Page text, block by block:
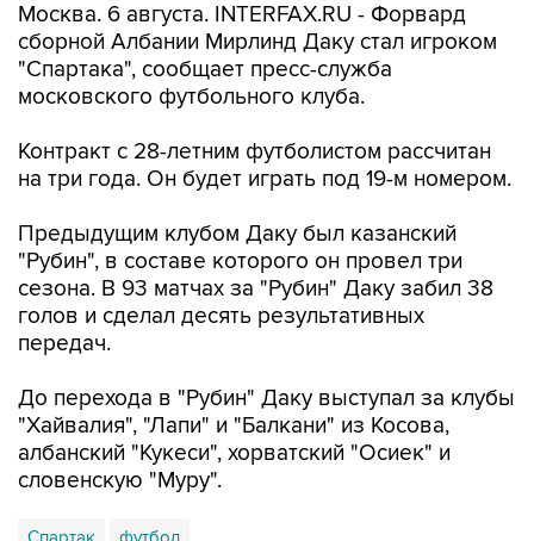
Москва. 6 августа. INTERFAX.RU - Форвард
сборной Албании Мирлинд Даку стал игроком
"Спартака", сообщает пресс-служба
московского футбольного клуба.
Контракт с 28-летним футболистом рассчитан
на три года. Он будет играть под 19-м номером.
Предыдущим клубом Даку был казанский
"Рубин", в составе которого он провел три
сезона. В 93 матчах за "Рубин" Даку забил 38
голов и сделал десять результативных
передач.
До перехода в "Рубин" Даку выступал за клубы
"Хайвалия", "Лапи" и "Балкани" из Косова,
албанский "Кукеси", хорватский "Осиек" и
словенскую "Муру".